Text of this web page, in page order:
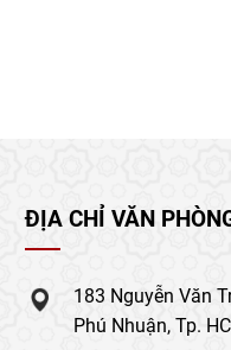
ĐỊA CHỈ VĂN
183 Nguyễn Văn
Phú Nhuận, Tp.